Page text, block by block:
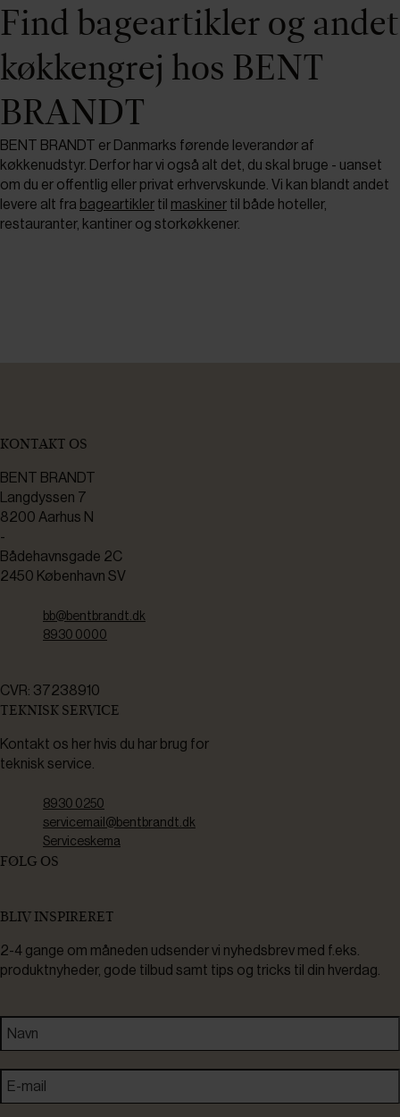
Find bageartikler og andet
køkkengrej hos BENT
BRANDT
BENT BRANDT er Danmarks førende leverandør af
køkkenudstyr. Derfor har vi også alt det, du skal bruge - uanset
om du er offentlig eller privat erhvervskunde. Vi kan blandt andet
levere alt fra bageartikler til maskiner til både hoteller,
restauranter, kantiner og storkøkkener.
KONTAKT OS
BENT BRANDT
Langdyssen 7
8200 Aarhus N
-
Bådehavnsgade 2C
2450 København SV
bb@bentbrandt.dk
8930 0000
CVR: 37238910
TEKNISK SERVICE
Kontakt os her hvis du har brug for
teknisk service.
8930 0250
servicemail@bentbrandt.dk
Serviceskema
FØLG OS
BLIV INSPIRERET
2-4 gange om måneden udsender vi nyhedsbrev med f.eks.
produktnyheder, gode tilbud samt tips og tricks til din hverdag.